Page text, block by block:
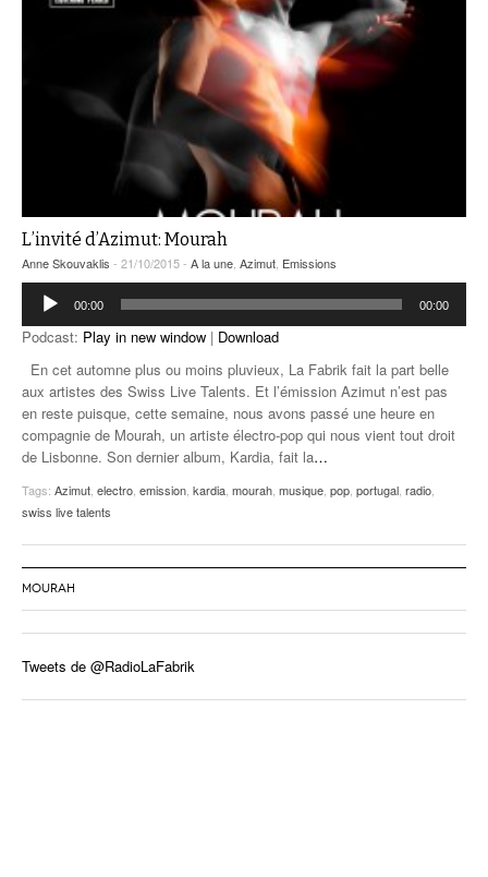
L’invité d’Azimut: Mourah
Anne Skouvaklis - 21/10/2015 - A la une Azimut Emissions
Lecteur
audio
00:00 00:00
Podcast: Play in new window | Download
En cet automne plus ou moins pluvieux, La Fabrik fait la part belle
aux artistes des Swiss Live Talents. Et l’émission Azimut n’est pas
en reste puisque, cette semaine, nous avons passé une heure en
compagnie de Mourah, un artiste électro-pop qui nous vient tout droit
de Lisbonne. Son dernier album, Kardia, fait la…
Tags: Azimut electro emission kardia mourah musique pop portugal radio
swiss live talents
MOURAH
Tweets de @RadioLaFabrik